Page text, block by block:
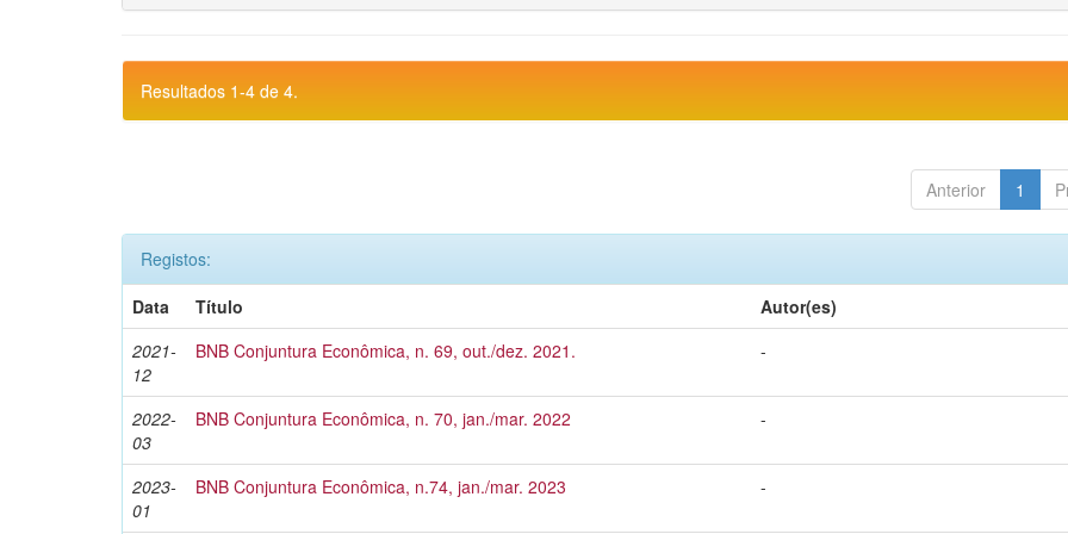
Resultados 1-4 de 4.
Anterior 1
Registos:
Data
Título
Autor(es)
2021-
12
BNB Conjuntura Econômica, n. 69, out./dez. 2021. -
2022-
03
BNB Conjuntura Econômica, n. 70, jan./mar. 2022 -
2023-
01
BNB Conjuntura Econômica, n.74, jan./mar. 2023 -